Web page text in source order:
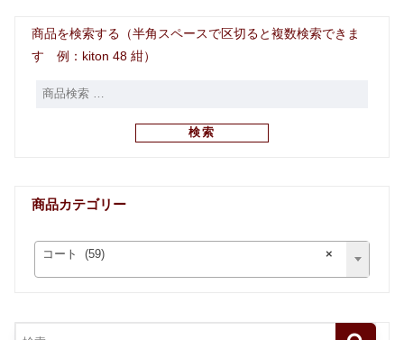
商品を検索する（半角スペースで区切ると複数検索できま
す 例：kiton 48 紺）
検索
商品カテゴリー
×
コート (59)